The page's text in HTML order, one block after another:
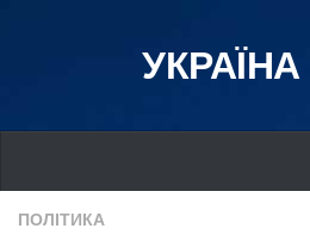
УКРАЇНА
Україна
ПОЛІТИКА